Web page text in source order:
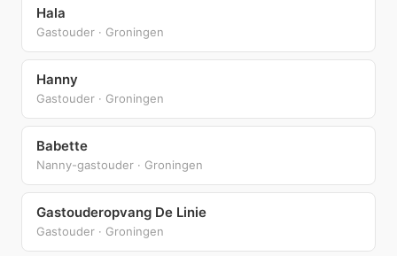
Hala
Gastouder · Groningen
Hanny
Gastouder · Groningen
Babette
Nanny-gastouder · Groningen
Gastouderopvang De Linie
Gastouder · Groningen